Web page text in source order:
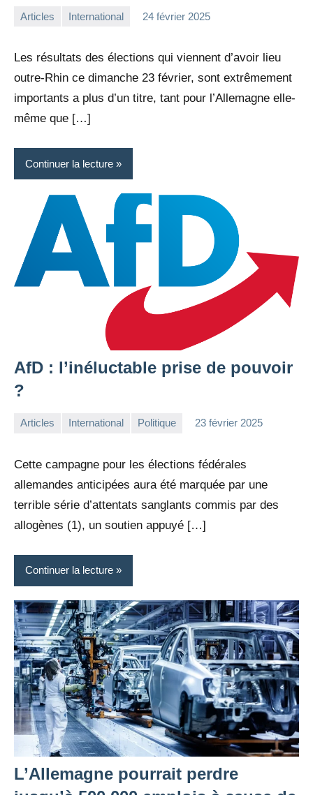
Articles International 24 février 2025
Les résultats des élections qui viennent d’avoir lieu
outre-Rhin ce dimanche 23 février, sont extrêmement
importants a plus d’un titre, tant pour l’Allemagne elle-
même que […]
Continuer la lecture
AfD : l’inéluctable prise de pouvoir
?
Articles International Politique 23 février 2025
Cette campagne pour les élections fédérales
allemandes anticipées aura été marquée par une
terrible série d’attentats sanglants commis par des
allogènes (1), un soutien appuyé […]
Continuer la lecture
L’Allemagne pourrait perdre